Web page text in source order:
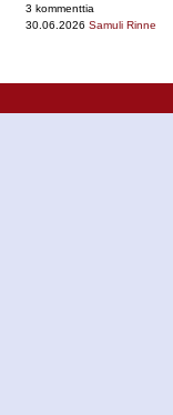
3 kommenttia
30.06.2026 Samuli Rinne